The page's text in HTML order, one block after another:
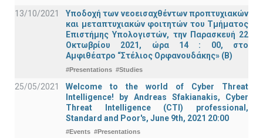
13/10/2021
Υποδοχή των νεοεισαχθέντων προπτυχιακών
και μεταπτυχιακών φοιτητών του Τμήματος
Επιστήμης Υπολογιστών, την Παρασκευή 22
Οκτωβρίου 2021, ώρα 14 : 00, στο
Αμφιθέατρο “Στέλιος Ορφανουδάκης» (Β)
#Presentations #Studies
25/05/2021
Welcome to the world of Cyber Threat
Intelligence! by Andreas Sfakianakis, Cyber
Threat Intelligence (CTI) professional,
Standard and Poor's, June 9th, 2021 20:00
#Events #Presentations